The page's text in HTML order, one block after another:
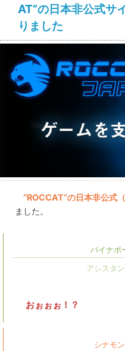
AT”の日本非公式サ
りました
“ROCCAT”の日本非公式
ました。
パイナポ
おぉぉぉ！？
シナモン